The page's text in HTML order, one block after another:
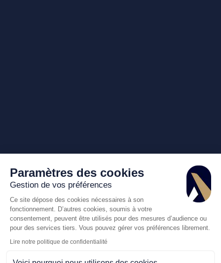
Paramètres des cookies
Gestion de vos préférences
Ce site dépose des cookies nécessaires à son
fonctionnement. D’autres cookies, soumis à votre
consentement, peuvent être utilisés pour des mesures d’audience ou
pour des services tiers. Vous pouvez gérer vos préférences librement.
Lire notre politique de confidentialité